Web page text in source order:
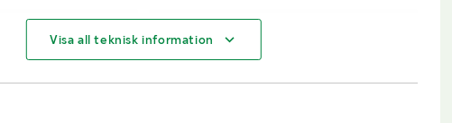
Visa all teknisk information